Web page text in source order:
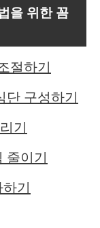
을 위한 꼼
절하기
단 구성하기
기
줄이기
기